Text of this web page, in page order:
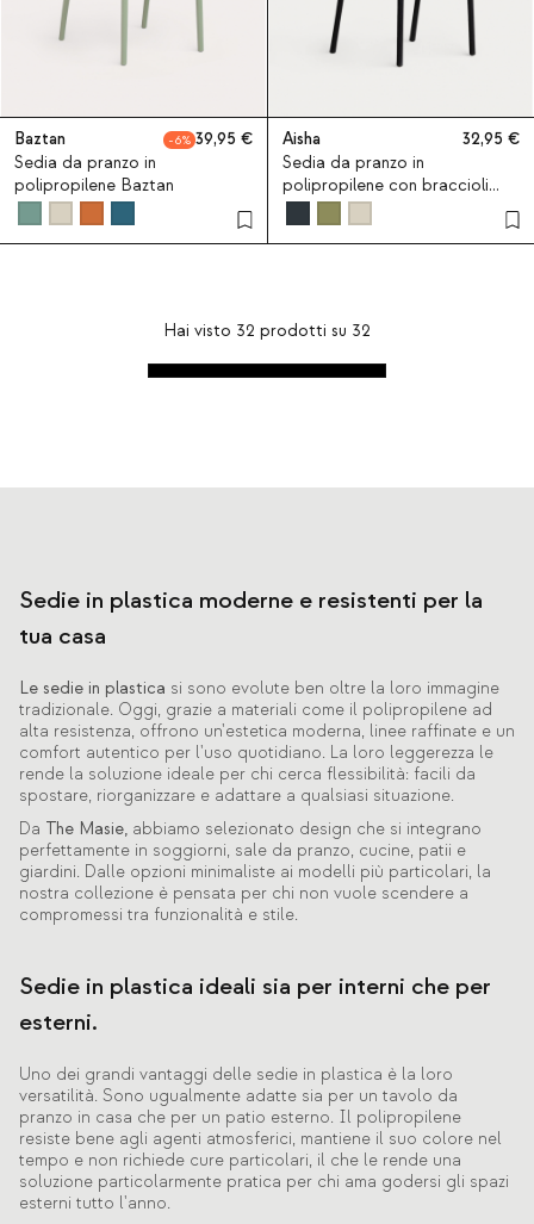
Baztan 6
39,95
Sedia da pranzo in
polipropilene Baztan
Aisha
32,95
Sedia da pranzo in
polipropilene con braccioli
Aisha
Hai visto 32 prodotti su 32
Sedie in plastica moderne e resistenti per la
tua casa
Le sedie in plastica si sono evolute ben oltre la loro immagine
tradizionale. Oggi, grazie a materiali come il polipropilene ad
alta resistenza, offrono un'estetica moderna, linee raffinate e un
comfort autentico per l'uso quotidiano. La loro leggerezza le
rende la soluzione ideale per chi cerca flessibilità: facili da
spostare, riorganizzare e adattare a qualsiasi situazione.
Da The Masie, abbiamo selezionato design che si integrano
perfettamente in soggiorni, sale da pranzo, cucine, patii e
giardini. Dalle opzioni minimaliste ai modelli più particolari, la
nostra collezione è pensata per chi non vuole scendere a
compromessi tra funzionalità e stile.
Sedie in plastica ideali sia per interni che per
esterni.
Uno dei grandi vantaggi delle sedie in plastica è la loro
versatilità. Sono ugualmente adatte sia per un tavolo da
pranzo in casa che per un patio esterno. Il polipropilene
resiste bene agli agenti atmosferici, mantiene il suo colore nel
tempo e non richiede cure particolari, il che le rende una
soluzione particolarmente pratica per chi ama godersi gli spazi
esterni tutto l'anno.